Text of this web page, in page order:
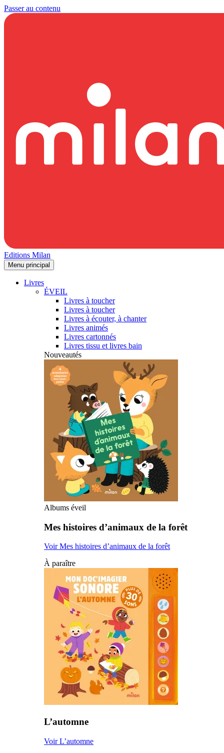
Passer au contenu
Editions Milan
Menu principal
Livres
ÉVEIL
Livres à toucher
Livres à toucher
Livres à écouter, à chanter
Livres animés
Livres cartonnés
Livres tissu et livres bain
Nouveautés
Albums éveil
Mes histoires d’animaux de la forêt
Voir Mes histoires d’animaux de la forêt
À paraître
L’automne
Voir L’automne